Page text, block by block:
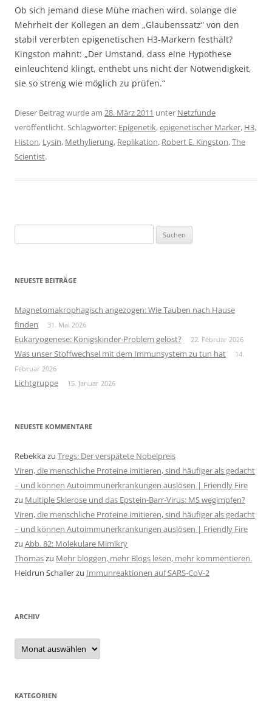
Ob sich jemand diese Mühe machen wird, solange die
Mehrheit der Kollegen an dem „Glaubenssatz“ von den
stabil vererbten epigenetischen H3-Markern festhält?
Kingston mahnt: „Der Umstand, dass eine Hypothese
einleuchtend klingt, enthebt uns nicht der Notwendigkeit,
sie so streng wie möglich zu prüfen.“
Dieser Beitrag wurde am 28. März 2011 unter Netzfunde
veröffentlicht. Schlagwörter: Epigenetik,epigenetischer Marker, H3,
Histon, Lysin, Methylierung, Replikation, Robert E. Kingston,The
Scientist.
nach:
NEUESTE BEITRÄGE
Magnetomakrophagisch angezogen: Wie Tauben nach Hause
finden
31. Mai 2026
Eukaryogenese: Königskinder-Problem gelöst? 22. Februar 2026
Was unser Stoffwechsel mit dem Immunsystem zu tun hat
14.
Februar 2026
Lichtgruppe 15. Januar 2026
NEUESTE KOMMENTARE
Rebekkazu Tregs: Der verspätete Nobelpreis
Viren, die menschliche Proteine imitieren, sind häufiger als gedacht
– und können Autoimmunerkrankungen auslösen | Friendly Fire
zu Multiple Sklerose und das Epstein-Barr-Virus: MS wegimpfen?
Viren, die menschliche Proteine imitieren, sind häufiger als gedacht
– und können Autoimmunerkrankungen auslösen | Friendly Fire
zu Abb. 82: Molekulare Mimikry
Thomaszu Mehr bloggen, mehr Blogs lesen, mehr kommentieren.
Heidrun Schallerzu Immunreaktionen auf SARS-CoV-2
ARCHIV
Archiv
KATEGORIEN